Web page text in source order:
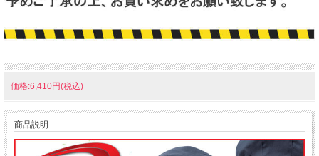
価格:6,410円(税込)
商品説明